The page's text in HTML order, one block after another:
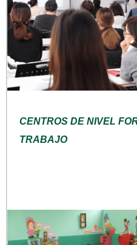
CENTROS DE NIVEL
TRABAJO